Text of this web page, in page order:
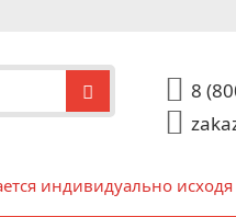
8
индивидуально исходя